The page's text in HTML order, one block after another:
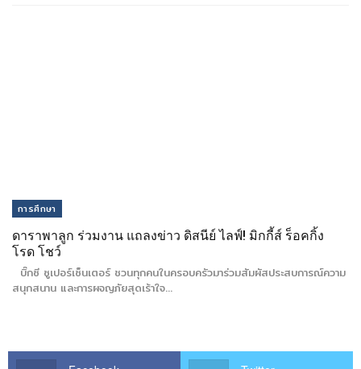
การศึกษา
ดาราพาลูก ร่วมงาน แถลงข่าว ดิสนีย์ ไลฟ์! มิกกี้ส์ ร็อคกิ้ง
โรด โชว์
บิ๊กซี ซูเปอร์เซ็นเตอร์ ชวนทุกคนในครอบครัวมาร่วมสัมผัสประสบการณ์ความ
สนุกสนาน และการผจญภัยสุดเร้าใจ…